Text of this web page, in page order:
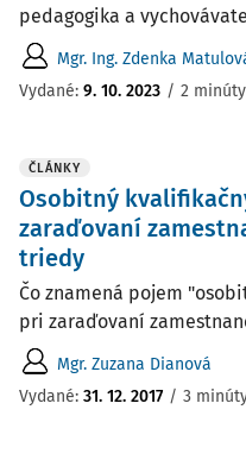
pedagogika a
Mgr. Ing. Zdenka
Vydané: 9. 10. 2023 / 2
ČLÁNKY
Osobitný
zaraďovaní
triedy
Čo znamená pojem
pri zaraďovaní
Mgr. Zuzana Dianová
Vydané: 31. 12. 2017 / 3